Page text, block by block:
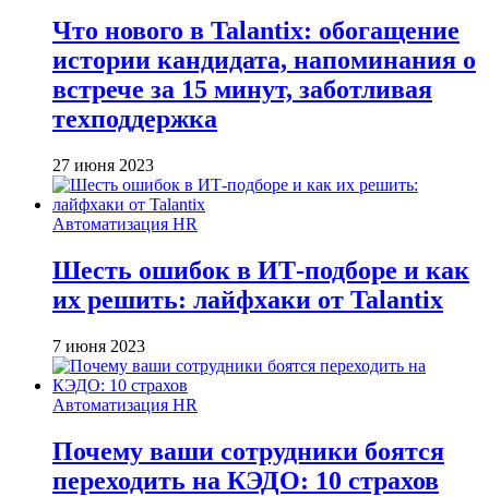
Что нового в Talantix: обогащение
истории кандидата, напоминания о
встрече за 15 минут, заботливая
техподдержка
27 июня 2023
Автоматизация HR
Шесть ошибок в ИТ-подборе и как
их решить: лайфхаки от Talantix
7 июня 2023
Автоматизация HR
Почему ваши сотрудники боятся
переходить на КЭДО: 10 страхов